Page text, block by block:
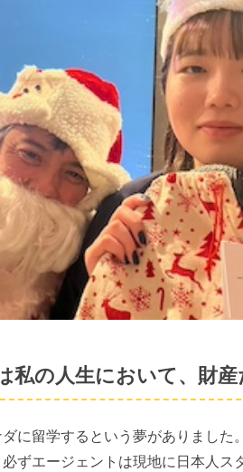
私の人生において、財産
に留学するという夢がありまし
ずエージェントは現地に日本人ス